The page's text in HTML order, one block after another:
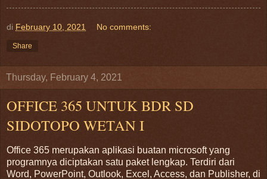
di February 10, 2021 No comments:
Share
Thursday, February 4, 2021
OFFICE 365 UNTUK BDR SD
SIDOTOPO WETAN I
Office 365 merupakan aplikasi buatan microsoft yang
programnya diciptakan satu paket lengkap. Terdiri dari
Word, PowerPoint, Outlook, Excel, Access, dan Publisher, di